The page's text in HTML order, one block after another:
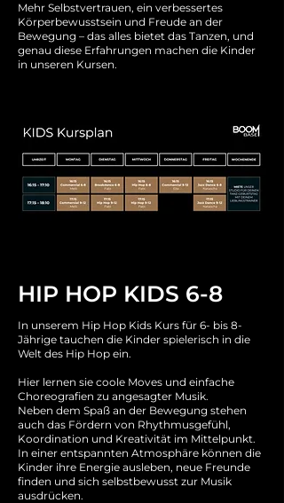
Mehr Selbstvertrauen, ein verbessertes
Körperbewusstsein und Freude an der
Bewegung – das alles bietet das Tanzen, und
genau diese Erfahrungen machen die Kinder
in unseren Kursen.
HIP HOP KIDS 6-8
In unserem Hip Hop Kids Kurs für 6- bis 8-
Jährige tauchen die Kinder spielerisch in die
Welt des Hip Hop ein.
Hier lernen sie coole Moves und einfache
Choreografien zu angesagter Musik.
Neben dem Spaß an der Bewegung stehen
auch das Fördern von Rhythmusgefühl,
Koordination und Kreativität im Mittelpunkt.
In einer entspannten Atmosphäre können die
Kinder ihre Energie ausleben, neue Freunde
finden und sich selbstbewusst zur Musik
ausdrücken.